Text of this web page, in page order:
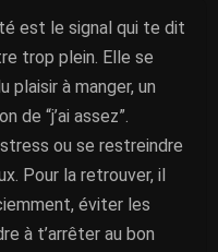
est le signal qui te dit
trop plein. Elle se
plaisir à manger, un
“j’ai assez”.
ou se restreindre
Pour la retrouver, il
éviter les
à t’arrêter au bon